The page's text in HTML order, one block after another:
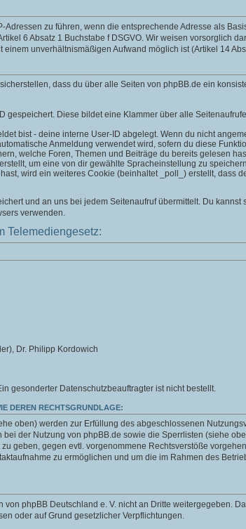
zu führen, wenn die entsprechende Adresse als
6 Absatz 1 Buchstabe f DSGVO. Wir weisen vorsorglich
unverhältnismäßigen Aufwand möglich ist (Artikel 14
dass du über alle Seiten von phpBB.de ein
gespeichert. Diese bildet eine Klammer über alle
bist - deine interne User-ID abgelegt. Wenn du nicht
Anmeldung verwendet wird, sofern du diese
welche Foren, Themen und Beiträge du bereits gelesen
um eine von dir gewählte Spracheinstellung zu
wird ein weiteres Cookie (beinhaltet _poll_) erstellt, dass
und an uns bei jedem Seitenaufruf übermittelt. Du
verwenden.
Telemediengesetz:
Dr. Philipp Kordowich
gesonderter Datenschutzbeauftragter ist nicht bestellt.
DEREN RECHTSGRUNDLAGE:
oben) werden zur Erfüllung des abgeschlossenen
der Nutzung von phpBB.de sowie die Sperrlisten (siehe
geben, gegen evtl. vorgenommene Rechtsverstöße
zu ermöglichen und um die im Rahmen des
phpBB Deutschland e. V. nicht an Dritte weitergegeben.
oder auf Grund gesetzlicher Verpflichtungen.